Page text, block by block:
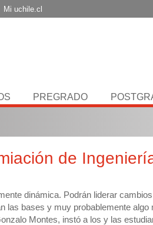
Mi uchile.cl
PREGRADO
de
dinámica. Podrán liderar
las bases y muy probablemente algo
Montes, instó a los y las